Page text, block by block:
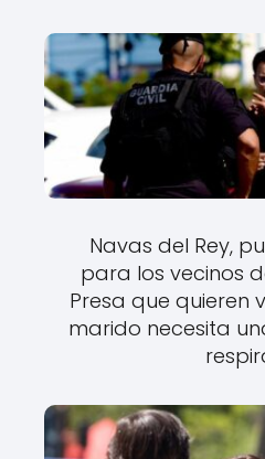
Navas del Rey,
para los vecinos
Presa que quieren
marido necesita